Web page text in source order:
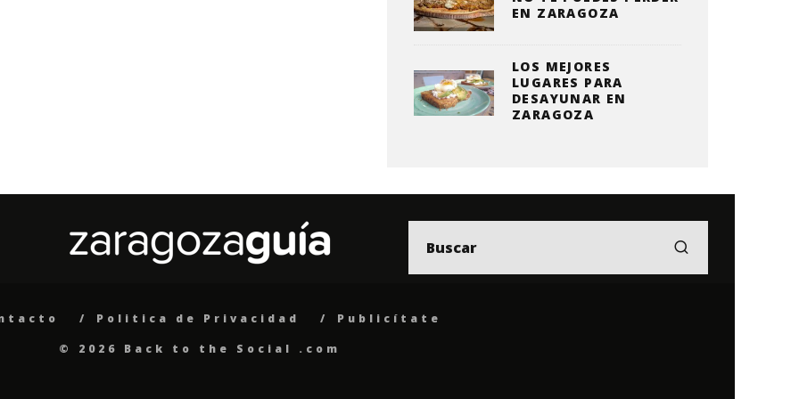
EN ZARAGOZA
LOS MEJORES
LUGARES PARA
DESAYUNAR EN
ZARAGOZA
Politica de Privacidad
Publicítate
© 2026 Back to the Social .com